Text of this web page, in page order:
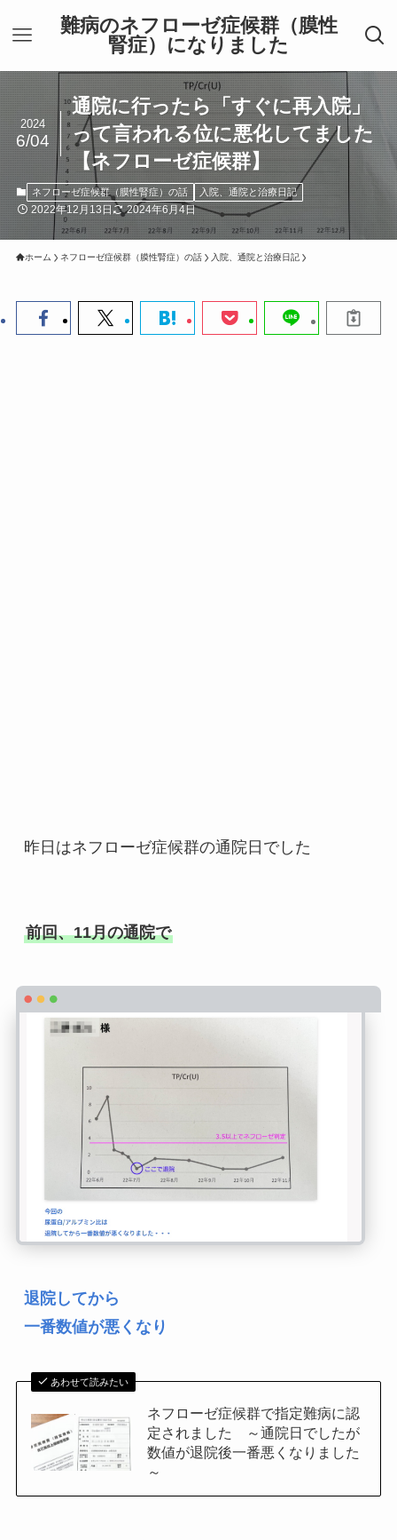
難病のネフローゼ症候群（膜性
腎症）になりました
通院に行ったら「すぐに再入院」
って言われる位に悪化してました
【ネフローゼ症候群】
2024
6/04
ネフローゼ症候群（膜性腎症）の話 入院、通院と治療日記
2022年12月13日 2024年6月4日
ホーム ネフローゼ症候群（膜性腎症）の話 入院、通院と治療日記
昨日はネフローゼ症候群の通院日でした
前回、11月の通院で
退院してから
一番数値が悪くなり
あわせて読みたい
ネフローゼ症候群で指定難病に認
定されました ～通院日でしたが
数値が退院後一番悪くなりました
～